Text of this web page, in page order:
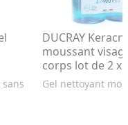
DUCRAY
moussant
corps lot de 2 x
Gel nettoyant